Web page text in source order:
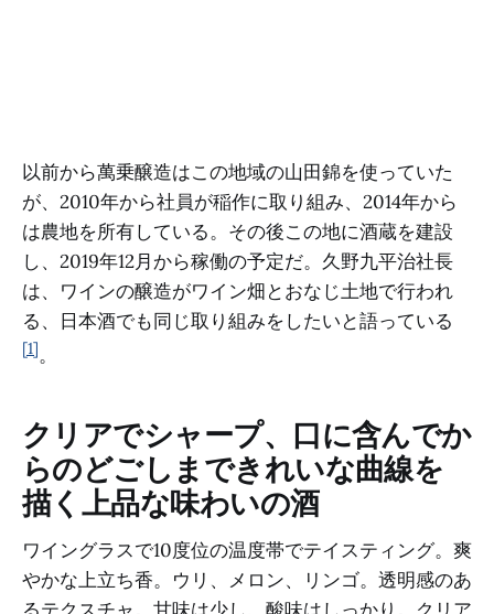
以前から萬乗醸造はこの地域の山田錦を使っていた
が、2010年から社員が稲作に取り組み、2014年から
は農地を所有している。その後この地に酒蔵を建設
し、2019年12月から稼働の予定だ。久野九平治社長
は、ワインの醸造がワイン畑とおなじ土地で行われ
る、日本酒でも同じ取り組みをしたいと語っている
[1]。
クリアでシャープ、口に含んでか
らのどごしまできれいな曲線を
描く上品な味わいの酒
ワイングラスで10度位の温度帯でテイスティング。爽
やかな上立ち香。ウリ、メロン、リンゴ。透明感のあ